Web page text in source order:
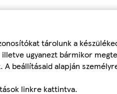
tárolunk a
ugyanezt bármikor
beállításaid alapján
linkre kattintva.